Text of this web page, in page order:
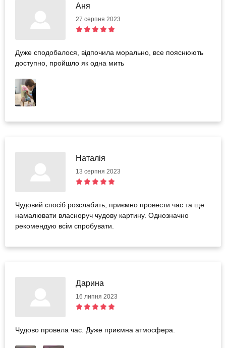
Аня
27 серпня 2023
Дуже сподобалося, відпочила морально, все пояснюють
доступно, пройшло як одна мить
Наталія
13 серпня 2023
Чудовий спосіб розслабить, приємно провести час та ще
намалювати власноруч чудову картину. Однозначно
рекомендую всім спробувати.
Дарина
16 липня 2023
Чудово провела час. Дуже приємна атмосфера.